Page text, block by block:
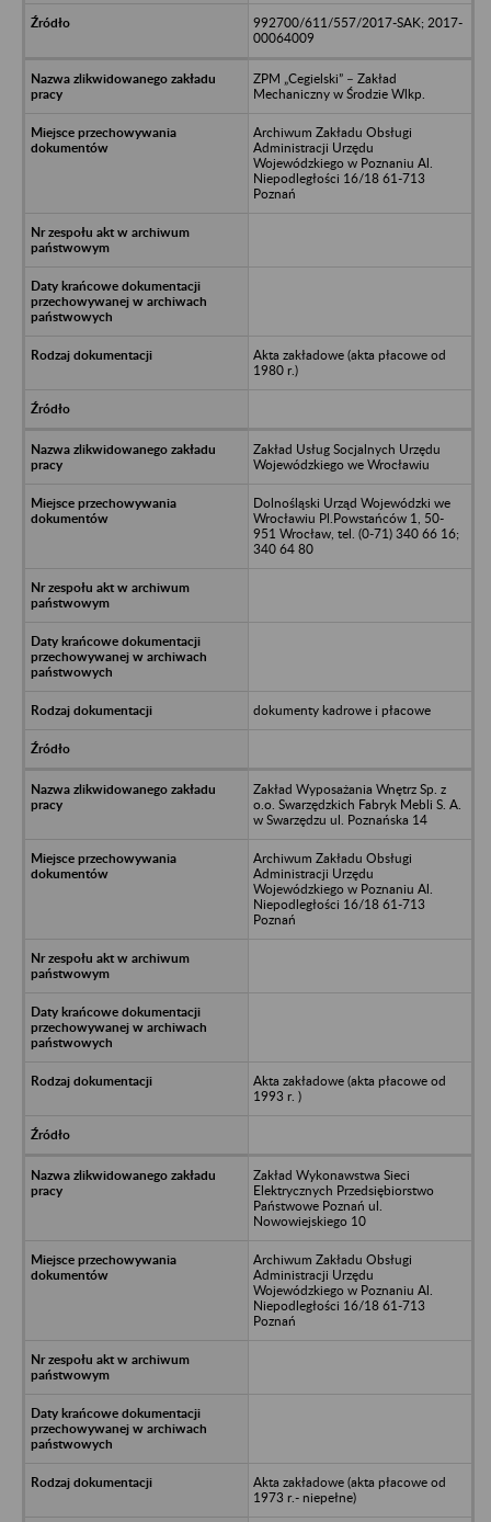
992700/611/557/2017-SAK; 2017-
00064009
ZPM „Cegielski” – Zakład
Mechaniczny w Środzie Wlkp.
Archiwum Zakładu Obsługi
Administracji Urzędu
Wojewódzkiego w Poznaniu Al.
Niepodległości 16/18 61-713
Poznań
Akta zakładowe (akta płacowe od
1980 r.)
Zakład Usług Socjalnych Urzędu
Wojewódzkiego we Wrocławiu
Dolnośląski Urząd Wojewódzki we
Wrocławiu Pl.Powstańców 1, 50-
951 Wrocław, tel. (0-71) 340 66 16;
340 64 80
dokumenty kadrowe i płacowe
Zakład Wyposażania Wnętrz Sp. z
o.o. Swarzędzkich Fabryk Mebli S. A.
w Swarzędzu ul. Poznańska 14
Archiwum Zakładu Obsługi
Administracji Urzędu
Wojewódzkiego w Poznaniu Al.
Niepodległości 16/18 61-713
Poznań
Akta zakładowe (akta płacowe od
1993 r. )
Zakład Wykonawstwa Sieci
Elektrycznych Przedsiębiorstwo
Państwowe Poznań ul.
Nowowiejskiego 10
Archiwum Zakładu Obsługi
Administracji Urzędu
Wojewódzkiego w Poznaniu Al.
Niepodległości 16/18 61-713
Poznań
Akta zakładowe (akta płacowe od
1973 r.- niepełne)